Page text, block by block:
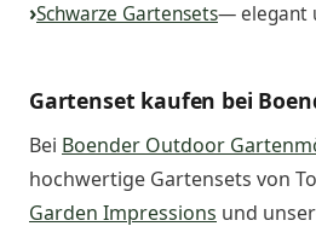
Schwarze Gartensets— elegant
Gartenset kaufen bei
Bei Boender Outdoor
hochwertige Gartensets von
Garden Impressions und